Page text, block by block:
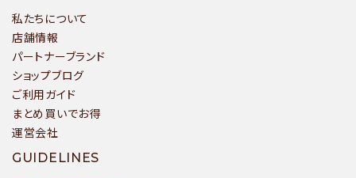
私たちについて
店舗情報
パートナーブランド
ショップブログ
ご利用ガイド
まとめ買いでお得
運営会社
GUIDELINES